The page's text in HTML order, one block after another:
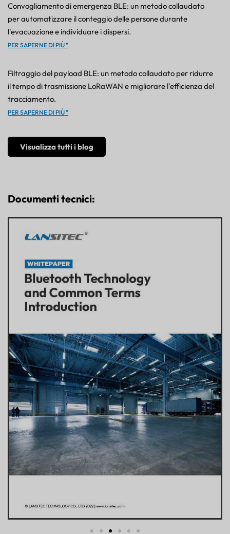
Convogliamento di emergenza BLE: un metodo collaudato
per automatizzare il conteggio delle persone durante
l'evacuazione e individuare i dispersi.
PER SAPERNE DI PIÙ "
Filtraggio del payload BLE: un metodo collaudato per ridurre
il tempo di trasmissione LoRaWAN e migliorare l'efficienza del
tracciamento.
PER SAPERNE DI PIÙ "
Visualizza tutti i blog
Documenti tecnici: